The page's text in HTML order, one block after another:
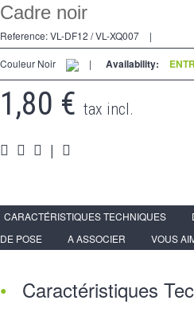
2 Ways
accesorios
Pièces
Programa de revendedor - LIVOLO
Cadre noir
Reference:VL-DF12 / VL-XQ007 |
Couleur Noir | Availability:
1,80 € tax incl.
|
CARACTÉRISTIQUES TECHNIQUES
DE POSE
A ASSOCIER VOUS
Caractéristiques